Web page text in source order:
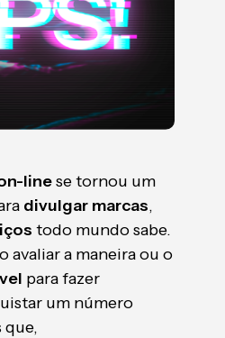
linese tornou um
divulgar marcas,
todo mundo sabe.
avaliar a maneira ou o
para fazer
um número
que,